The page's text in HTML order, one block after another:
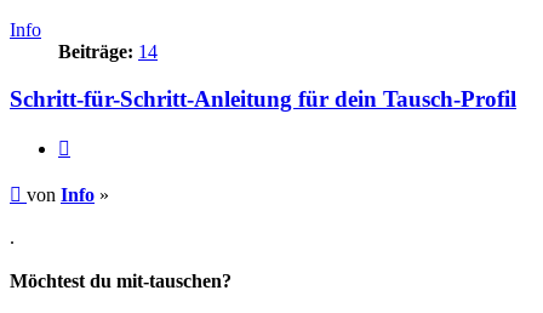
Info
Beiträge: 14
Schritt-für-Schritt-Anleitung für dein Tausch-Profil
Beitrag
von Info »
.
Möchtest du mit-tauschen?